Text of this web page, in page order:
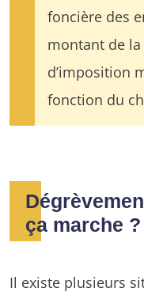
foncière des
montant de
d’imposition
fonction du
ça marche ?
Il existe plusieurs